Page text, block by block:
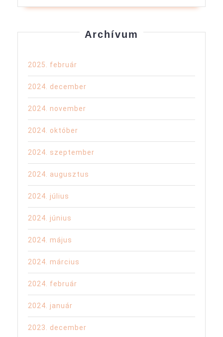
Archívum
2025. február
2024. december
2024. november
2024. október
2024. szeptember
2024. augusztus
2024. július
2024. június
2024. május
2024. március
2024. február
2024. január
2023. december